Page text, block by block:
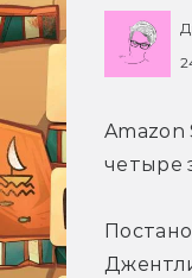
Amazon
четыре